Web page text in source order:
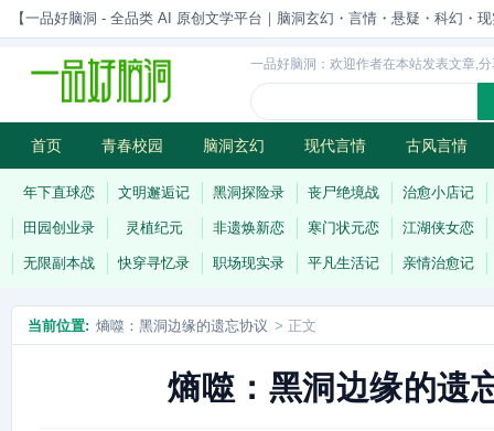
【一品好脑洞 - 全品类 AI 原创文学平台｜脑洞玄幻・言情・悬疑・科幻・
一品好脑洞：欢迎作者在本站发表文章,
首页 青春校园 脑洞玄幻 现代言情 古风言情
历史权谋 武侠江湖 灵异志怪 连载
年下直球恋 文明邂逅记 黑洞探险录 丧尸绝境战 治愈小店记
田园创业录 灵植纪元 非遗焕新恋 寒门状元恋 江湖侠女恋
无限副本战 快穿寻忆录 职场现实录 平凡生活记 亲情治愈记
当前位置: 熵噬：黑洞边缘的遗忘协议 > 正文
熵噬：黑洞边缘的遗